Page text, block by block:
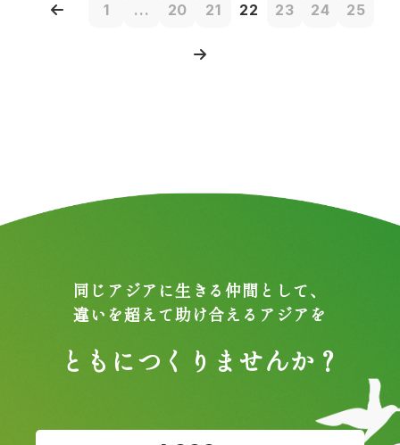
1 ... 20 21 22 23 24 25
同じアジアに生きる仲間として、
違いを超えて助け合えるアジアを
ともにつくりませんか？